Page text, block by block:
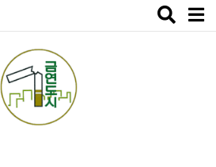
Toggle